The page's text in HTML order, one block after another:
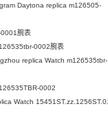
Daytona replica m126505-
腕表
0002腕表
replica Watch m126535tbr-
0002
Watch